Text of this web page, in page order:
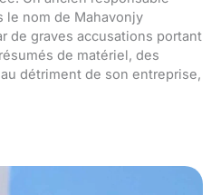
le nom de Mahavonjy
de graves accusations portant
de matériel, des
détriment de son entreprise,